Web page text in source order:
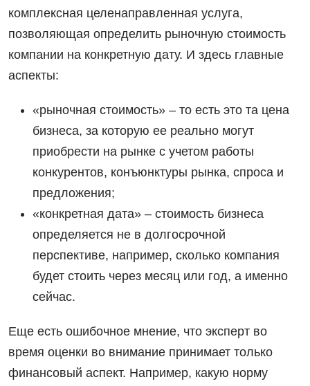
комплексная целенаправленная услуга,
позволяющая определить рыночную стоимость
компании на конкретную дату. И здесь главные
аспекты:
«рыночная стоимость» – то есть это та цена
бизнеса, за которую ее реально могут
приобрести на рынке с учетом работы
конкурентов, конъюнктуры рынка, спроса и
предложения;
«конкретная дата» ‒ стоимость бизнеса
определяется не в долгосрочной
перспективе, например, сколько компания
будет стоить через месяц или год, а именно
сейчас.
Еще есть ошибочное мнение, что эксперт во
время оценки во внимание принимает только
финансовый аспект. Например, какую норму